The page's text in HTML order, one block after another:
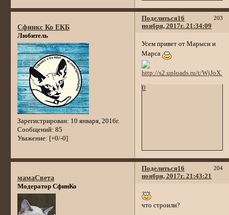
Поделиться 203
16
ноября, 2017г. 21:34:09
Сфинкс Ко ЕКБ
Любитель
Зарегистрирован: 10 января, 2016г.
Сообщений: 85
Уважение: [+0/-0]
Усем привет от Марыси и
Марса
0
Поделиться 204
16
ноября, 2017г. 21:43:21
мамаСвета
Модератор СфинКо
что строили?